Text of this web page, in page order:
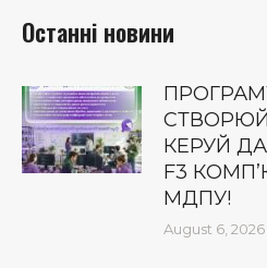
Останні новини
СТВОРЮЙ
КЕРУЙ
F3
МДПУ!
August 6, 2026